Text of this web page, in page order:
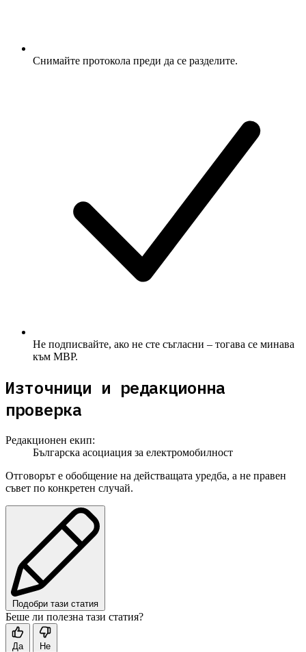
Снимайте протокола преди да се разделите.
Не подписвайте, ако не сте съгласни – тогава се минава
към МВР.
Източници и редакционна
проверка
Редакционен екип:
Българска асоциация за електромобилност
Отговорът е обобщение на действащата уредба, а не правен
съвет по конкретен случай.
Подобри тази статия
Беше ли полезна тази статия?
Да Не